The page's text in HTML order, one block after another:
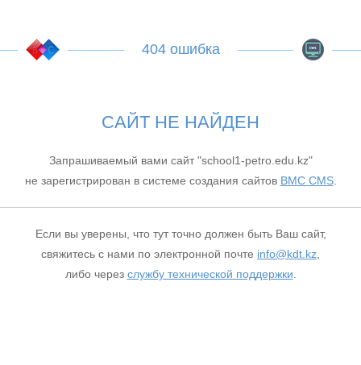
404 ошибка
САЙТ НЕ НАЙДЕН
Запрашиваемый вами сайт "school1-petro.edu.kz"
не зарегистрирован в системе создания сайтов BMC CMS.
Если вы уверены, что тут точно должен быть Ваш сайт,
свяжитесь с нами по электронной почте info@kdt.kz
либо через службу технической поддержки